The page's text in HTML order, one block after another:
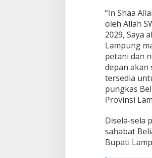
“In Shaa
oleh Allah
2029, Saya
Lampung
petani dan
depan akan
tersedia
pungkas
Provinsi
Disela-sela
sahabat
Bupati